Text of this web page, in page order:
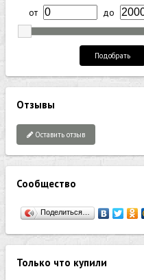
от до
Подобрать
Отзывы
Оставить отзыв
Сообщество
Поделиться…
Только что купили